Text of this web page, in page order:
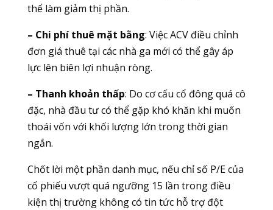
thể làm giảm thị phần.
– Chi phí thuê mặt bằng: Việc ACV điều chỉnh
đơn giá thuê tại các nhà ga mới có thể gây áp
lực lên biên lợi nhuận ròng.
– Thanh khoản thấp: Do cơ cấu cổ đông quá cô
đặc, nhà đầu tư có thể gặp khó khăn khi muốn
thoái vốn với khối lượng lớn trong thời gian
ngắn.
Chốt lời một phần danh mục, nếu chỉ số P/E của
cổ phiếu vượt quá ngưỡng 15 lần trong điều
kiện thị trường không có tin tức hỗ trợ đột